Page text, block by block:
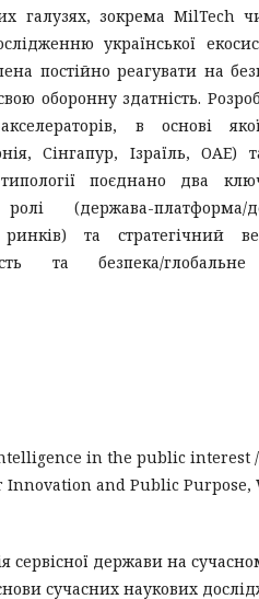
галузях, зокрема MilTech
української
постійно реагувати на
оборонну здатність.
в основі
Сінгапур, Ізраїль, ОАЕ)
поєднано два
(держава-платформа/
та стратегічний
та безпека/
in the public interest /
Innovation and Public Purpose,
сервісної держави на
сучасних наукових